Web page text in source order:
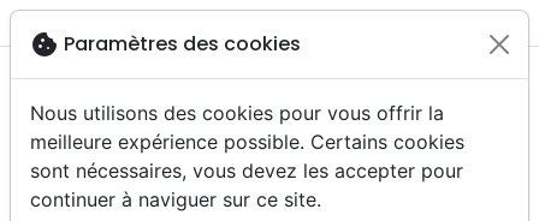
menu
cookie Paramètres des cookies
Nous utilisons des cookies pour vous offrir la
meilleure expérience possible. Certains cookies
sont nécessaires, vous devez les accepter pour
continuer à naviguer sur ce site.